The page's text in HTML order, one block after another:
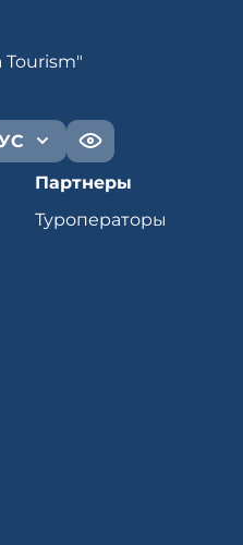
Партнеры
Туроператоры